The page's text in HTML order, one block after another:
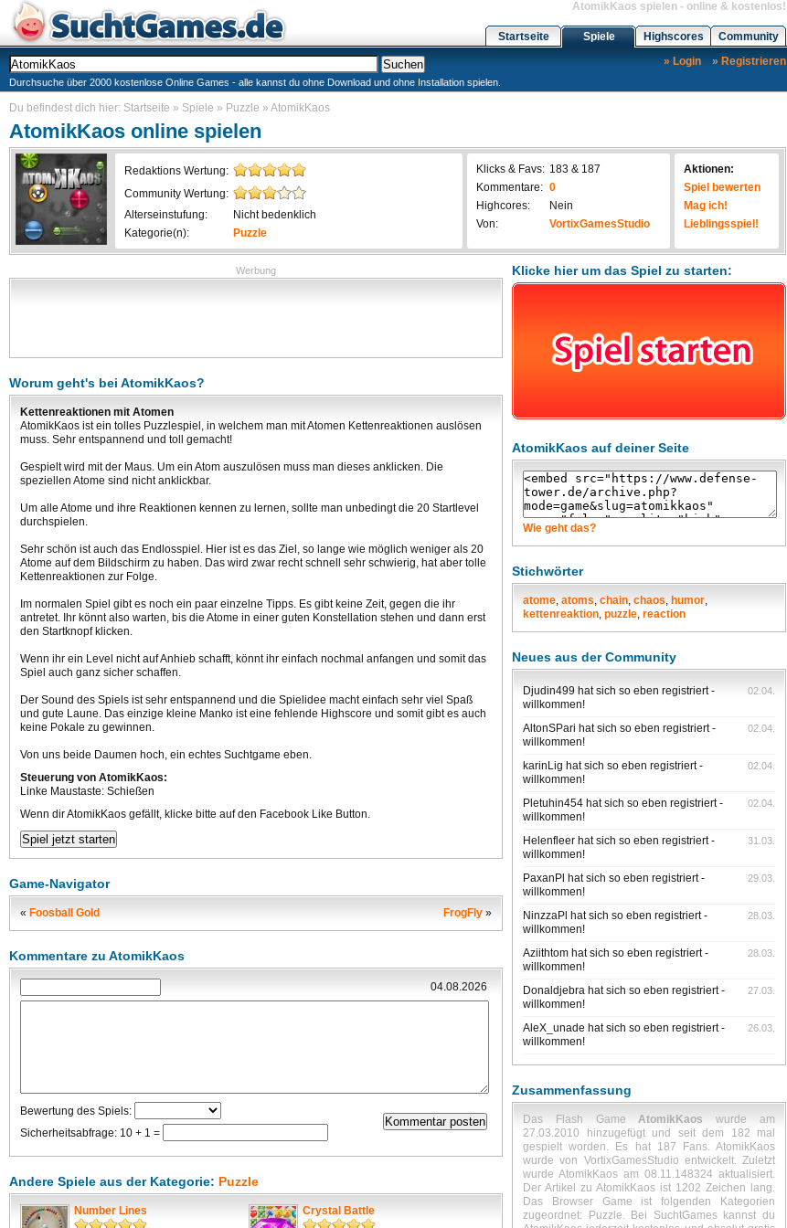
AtomikKaos spielen - online & kostenlos!
Startseite Spiele Highscores
Community
» Login
» Registrieren
Durchsuche über 2000 kostenlose Online Games - alle kannst du ohne Download und ohne Installation spielen.
Du befindest dich hier: Startseite » Spiele » Puzzle » AtomikKaos
AtomikKaos online spielen
Redaktions Wertung:
Community Wertung:
Alterseinstufung:
Nicht bedenklich
Kategorie(n):
Puzzle
Klicks & Favs: 183 & 187
Kommentare: 0
Highcores:
Nein
Von:
VortixGamesStudio
Aktionen:
Spiel bewerten
Mag ich!
Lieblingsspiel!
Werbung
Worum geht's bei AtomikKaos?
Kettenreaktionen mit Atomen
AtomikKaos ist ein tolles Puzzlespiel, in welchem man mit Atomen Kettenreaktionen auslösen
muss. Sehr entspannend und toll gemacht!
Gespielt wird mit der Maus. Um ein Atom auszulösen muss man dieses anklicken. Die
speziellen Atome sind nicht anklickbar.
Um alle Atome und ihre Reaktionen kennen zu lernen, sollte man unbedingt die 20 Startlevel
durchspielen.
Sehr schön ist auch das Endlosspiel. Hier ist es das Ziel, so lange wie möglich weniger als 20
Atome auf dem Bildschirm zu haben. Das wird zwar recht schnell sehr schwierig, hat aber tolle
Kettenreaktionen zur Folge.
Im normalen Spiel gibt es noch ein paar einzelne Tipps. Es gibt keine Zeit, gegen die ihr
antretet. Ihr könnt also warten, bis die Atome in einer guten Konstellation stehen und dann erst
den Startknopf klicken.
Wenn ihr ein Level nicht auf Anhieb schafft, könnt ihr einfach nochmal anfangen und somit das
Spiel auch ganz sicher schaffen.
Der Sound des Spiels ist sehr entspannend und die Spielidee macht einfach sehr viel Spaß
und gute Laune. Das einzige kleine Manko ist eine fehlende Highscore und somit gibt es auch
keine Pokale zu gewinnen.
Von uns beide Daumen hoch, ein echtes Suchtgame eben.
Steuerung von AtomikKaos:
Linke Maustaste: Schießen
Wenn dir AtomikKaos gefällt, klicke bitte auf den Facebook Like Button.
Game-Navigator
FrogFly »
« Foosball Gold
Kommentare zu AtomikKaos
04.08.2026
Bewertung des Spiels:
Sicherheitsabfrage: 10 + 1 =
Andere Spiele aus der Kategorie: Puzzle
Number Lines Crystal Battle
Klicke hier um das Spiel zu starten:
AtomikKaos auf deiner Seite
Wie geht das?
Stichwörter
atome, atoms, chain, chaos, humor,
kettenreaktion, puzzle, reaction
Neues aus der Community
02.04.
Djudin499 hat sich so eben registriert -
willkommen!
02.04.
AltonSPari hat sich so eben registriert -
willkommen!
02.04.
karinLig hat sich so eben registriert -
willkommen!
02.04.
Pletuhin454 hat sich so eben registriert -
willkommen!
31.03.
Helenfleer hat sich so eben registriert -
willkommen!
29.03.
PaxanPl hat sich so eben registriert -
willkommen!
28.03.
NinzzaPl hat sich so eben registriert -
willkommen!
28.03.
Aziithtom hat sich so eben registriert -
willkommen!
27.03.
Donaldjebra hat sich so eben registriert -
willkommen!
26.03.
AleX_unade hat sich so eben registriert -
willkommen!
Zusammenfassung
Das Flash GameAtomikKaos
wurde am
27.03.2010 hinzugefügt und seit dem 182 mal
gespielt worden. Es hat 187 Fans. AtomikKaos
wurde von VortixGamesStudio entwickelt. Zuletzt
wurde AtomikKaos am 08.11.148324 aktualisiert.
Der Artikel zu AtomikKaos ist 1202 Zeichen lang.
Das Browser Game ist folgenden Kategorien
zugeordnet: Puzzle. Bei SuchtGames kannst du